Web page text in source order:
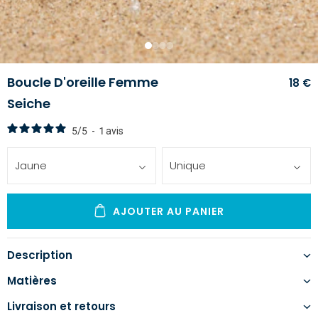
1 234
Boucle D'oreille Femme
Seiche
18 €
5/5 - 1 avis
Jaune Unique
AJOUTER AU PANIER
Description
Matières
Livraison et retours